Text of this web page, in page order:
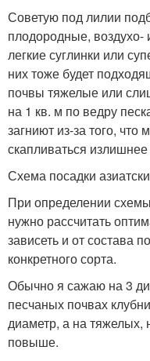
Советую под лилии
плодородные,
легкие суглинки или
них тоже будет
почвы тяжелые или
на 1 кв. м по ведру
загниют из-за того,
скапливаться
Схема посадки
При определении
нужно рассчитать
зависеть и от состава
конкретного сорта.
Обычно я сажаю на 3
песчаных почвах
диаметр, а на тяжелых,
повыше.